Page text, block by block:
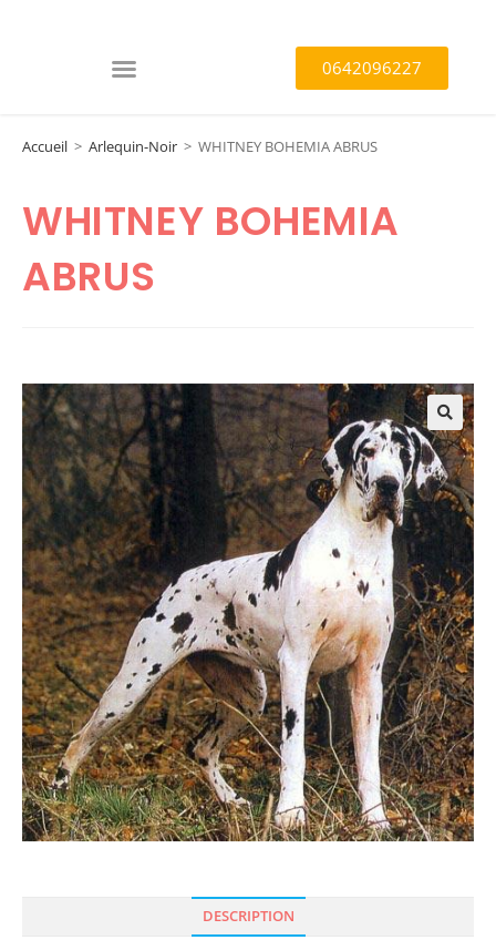
0642096227
Accueil > Arlequin-Noir > WHITNEY BOHEMIA ABRUS
WHITNEY BOHEMIA
ABRUS
🔍
DESCRIPTION